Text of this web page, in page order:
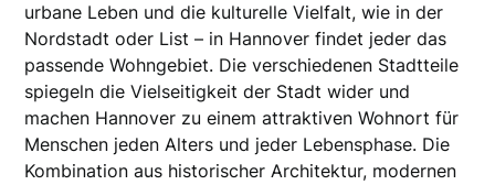
urbane Leben und die kulturelle Vielfalt, wie in der
Nordstadt oder List – in Hannover findet jeder das
passende Wohngebiet. Die verschiedenen Stadtteile
spiegeln die Vielseitigkeit der Stadt wider und
machen Hannover zu einem attraktiven Wohnort für
Menschen jeden Alters und jeder Lebensphase. Die
Kombination aus historischer Architektur, modernen